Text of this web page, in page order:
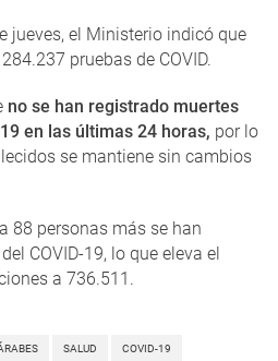
jueves, el Ministerio indicó que
pruebas de COVID.
no se han registrado muertes
en las últimas 24 horas, por lo
se mantiene sin cambios
88 personas más se han
COVID-19, lo que eleva el
a 736.511.
SALUD COVID-19